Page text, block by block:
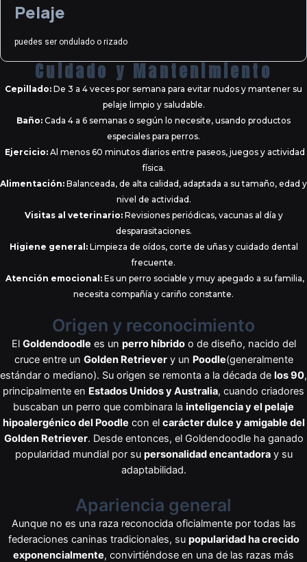
Pelaje
puedes ser ondulado o rizado
Cuidado y Mantenimiento
Cepillado: De 3 a 4 veces por semana para evitar nudos y mantener su
pelaje limpio y saludable.
Baño: Cada 4 a 6 semanas o según lo necesite, usando productos
especiales para perros.
Ejercicio:Al menos 60 minutos diarios entre paseos, juegos y actividad
física.
Alimentación: Balanceada, de alta calidad, adaptada a su tamaño, edad y
nivel de actividad.
Visitas al veterinario:Revisiones periódicas, vacunas al día y
desparasitaciones.
Higiene general:Limpieza de oídos, corte de uñas y cuidado dental
frecuente.
Atención emocional:Es un perro sociable y muy apegado a su familia,
necesita compañía y cariño constante.
Origen y reconocimiento
El Goldendoodle es un perro híbridoo de diseño, nacido del
cruce entre un Golden Retrievery un Poodle(generalmente
estándar o mediano). Su origen se remonta a la década de los 90,
principalmente en Estados Unidos y Australia, cuando criadores
buscaban un perro que combinara la inteligencia y el pelaje
hipoalergénico del Poodle con el carácter dulce y amigable del
Golden Retriever. Desde entonces, el Goldendoodle ha ganado
popularidad mundial por su personalidad encantadoray su
adaptabilidad.
Apariencia general
Aunque no es una raza reconocida oficialmente por todas las
federaciones caninas tradicionales, su popularidad ha crecido
exponencialmente, convirtiéndose en una de las razas más